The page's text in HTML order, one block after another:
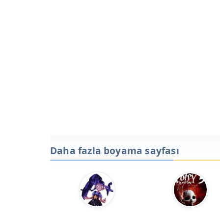
Daha fazla boyama sayfası